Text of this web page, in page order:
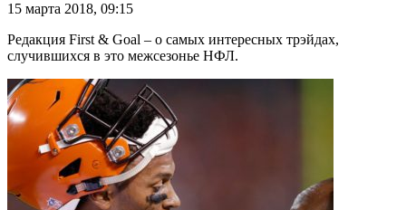
15 марта 2018, 09:15
Редакция First & Goal – о самых интересных трэйдах,
случившихся в это межсезонье НФЛ.